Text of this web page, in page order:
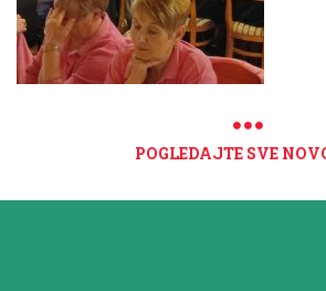
POGLEDAJTE SVE